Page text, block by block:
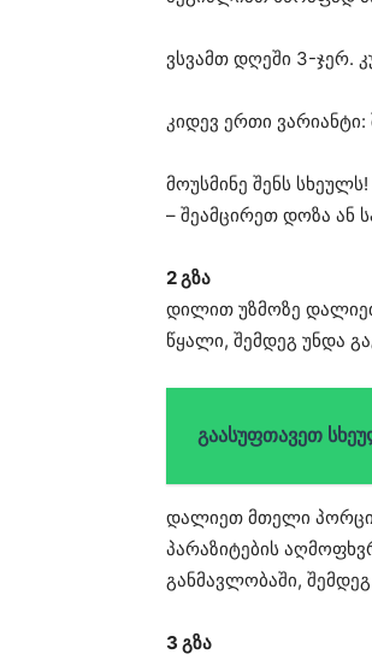
ვსვამთ დღეში 3-ჯერ.
კიდევ ერთი
მოუსმინე შენს
– შეამცირეთ დოზა ან
2 გზა
დილით უზმოზე
წყალი, შემდეგ უნდა
გაასუფთავეთ
დალიეთ მთელი
პარაზიტების
განმავლობაში,
3 გზა